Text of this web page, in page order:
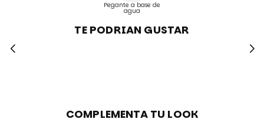
Pegante a base de
agua
TE PODRIAN GUSTAR
COMPLEMENTA TU LOOK